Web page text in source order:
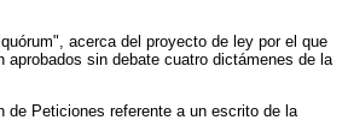
acerca del proyecto de ley por el que
sin debate cuatro dictámenes de la
Peticiones referente a un escrito de la